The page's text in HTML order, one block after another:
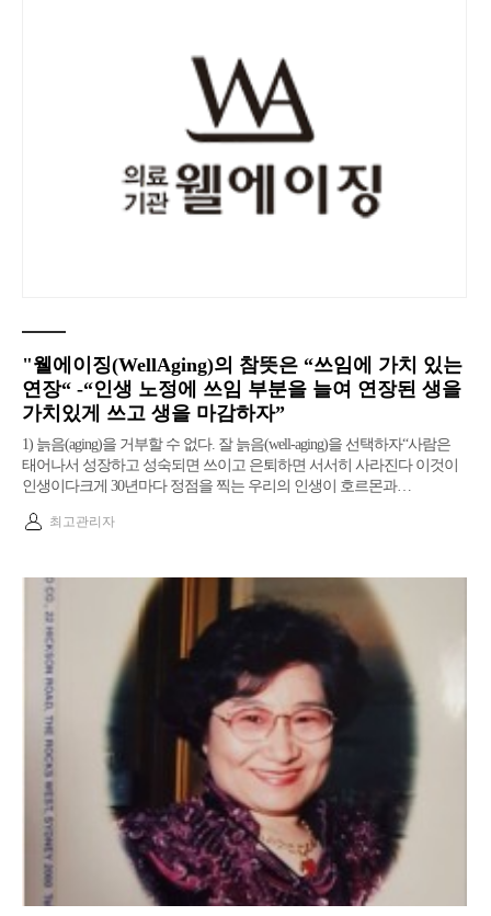
"웰에이징(WellAging)의 참뜻은 “쓰임에 가치 있는
연장“ -“인생 노정에 쓰임 부분을 늘여 연장된 생을
가치있게 쓰고 생을 마감하자”
1) 늙음(aging)을 거부할 수 없다. 잘 늙음(well-aging)을 선택하자“사람은
태어나서 성장하고 성숙되면 쓰이고 은퇴하면 서서히 사라진다 이것이
인생이다크게 30년마다 정점을 찍는 우리의 인생이 호르몬과…
최고관리자